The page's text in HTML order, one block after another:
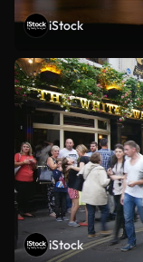
iStock
iStock